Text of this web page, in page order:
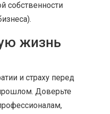
собственности
жизнь
и страху перед
Доверьте